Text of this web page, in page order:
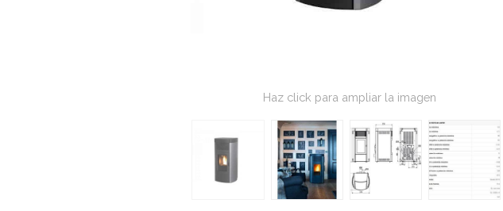
Haz click para ampliar la imagen